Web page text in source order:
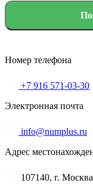
Номер телефона
+7 916 571-03-30
Электронная почта
info@numplus.ru
Адрес
107140, г.